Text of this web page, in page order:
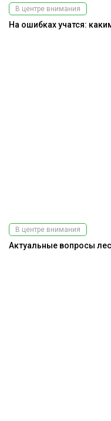
В центре внимания
На ошибках учатся:
В центре внимания
Актуальные вопросы